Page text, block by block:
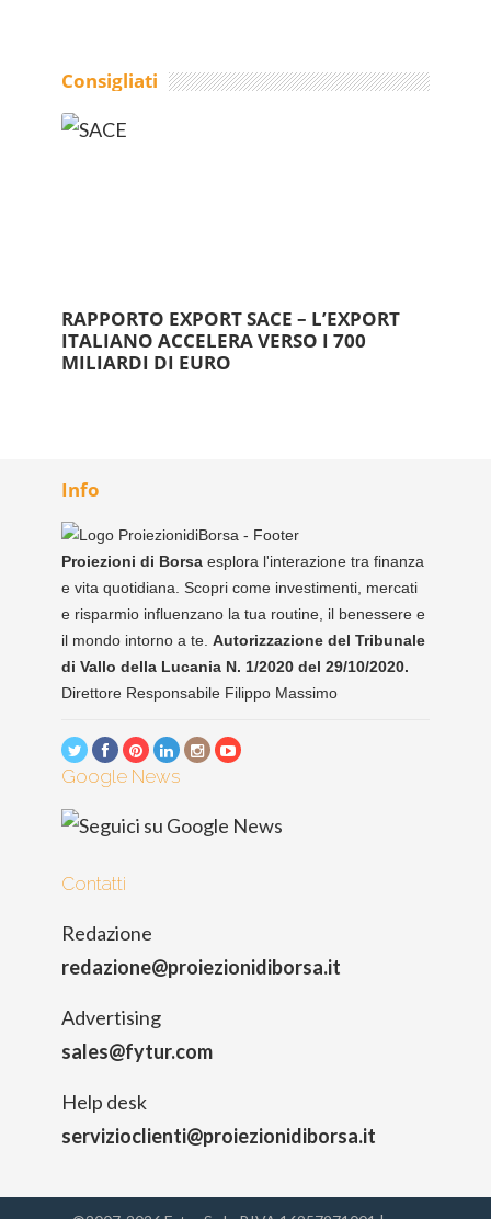
Consigliati
RAPPORTO EXPORT SACE – L’EXPORT
ITALIANO ACCELERA VERSO I 700
MILIARDI DI EURO
Info
Proiezioni di Borsa esplora l'interazione tra finanza
e vita quotidiana. Scopri come investimenti, mercati
e risparmio influenzano la tua routine, il benessere e
il mondo intorno a te. Autorizzazione del Tribunale
di Vallo della Lucania N. 1/2020 del 29/10/2020.
Direttore Responsabile Filippo Massimo
Google News
Contatti
Redazione
redazione@proiezionidiborsa.it
Advertising
sales@fytur.com
Help desk
servizioclienti@proiezionidiborsa.it